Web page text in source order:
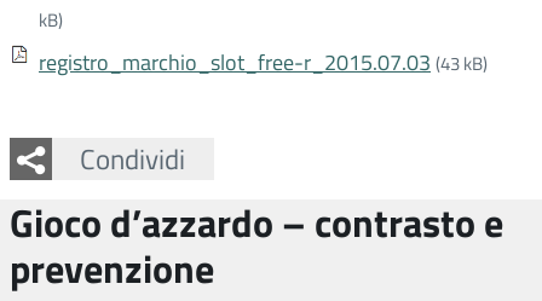
kB)
registro_marchio_slot_free-r_2015.07.03 (43 kB)
Condividi
Facebook
Twitter
Whatsapp
Gioco d’azzardo – contrasto e
prevenzione